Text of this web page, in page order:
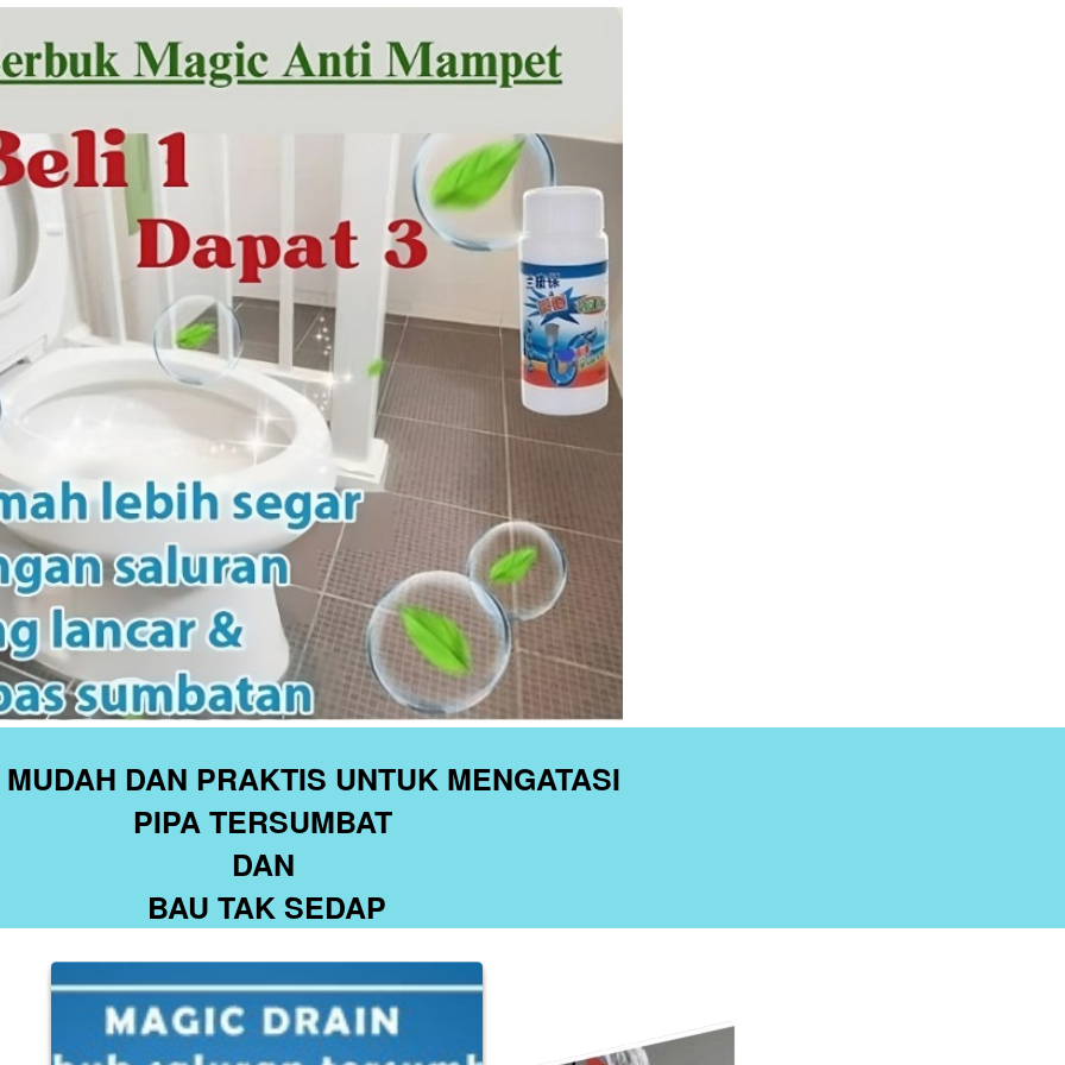
DAN PRAKTIS UNTUK MENGATASI
PIPA TERSUMBAT
DAN
BAU TAK SEDAP